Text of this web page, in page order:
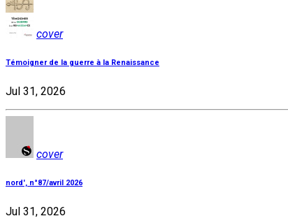
cover
Témoigner de la guerre à la Renaissance
Jul 31, 2026
cover
nord', n°87/avril 2026
Jul 31, 2026